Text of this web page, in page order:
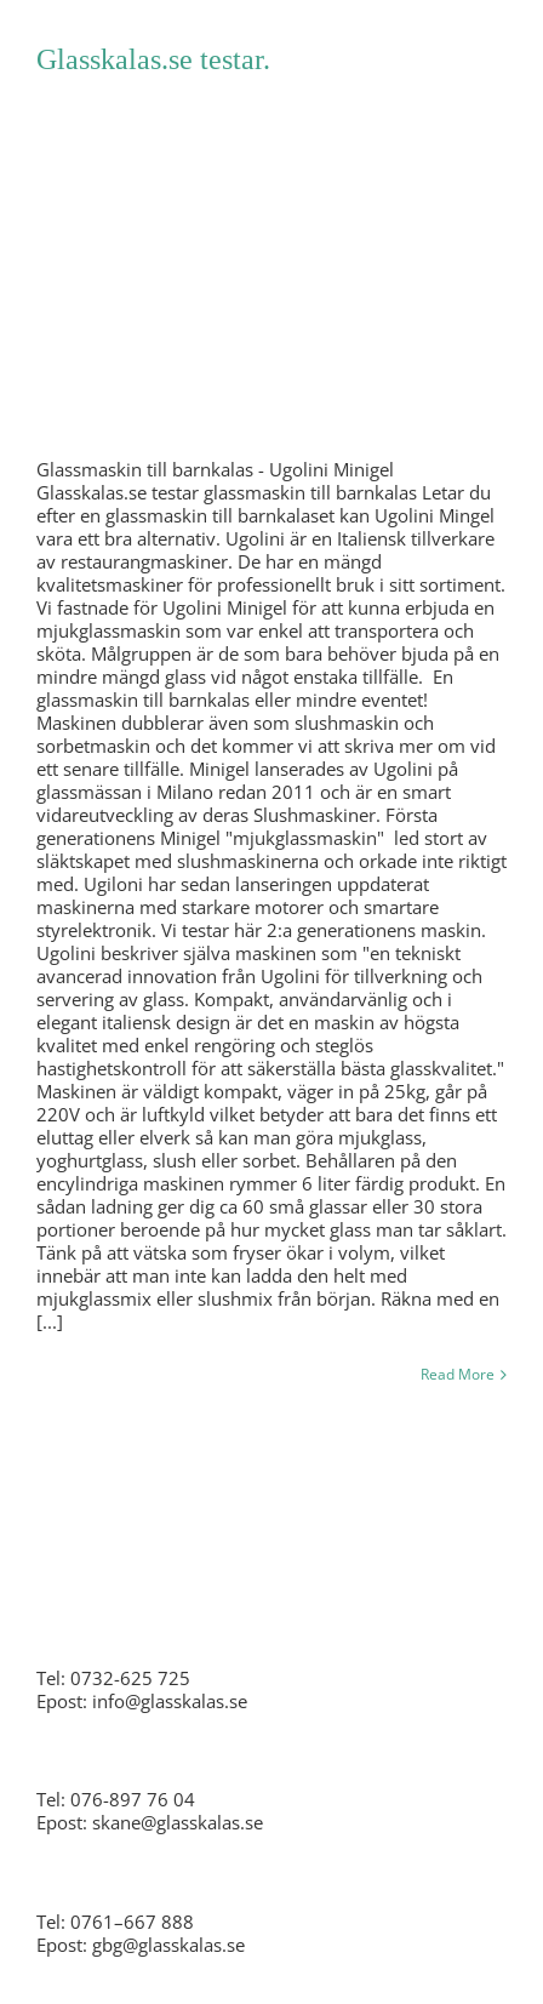
Glasskalas.se testar.
Glassmaskin till barnkalas - Ugolini Minigel
Glasskalas.se testar glassmaskin till barnkalas Letar du
efter en glassmaskin till barnkalaset kan Ugolini Mingel
vara ett bra alternativ. Ugolini är en Italiensk tillverkare
av restaurangmaskiner. De har en mängd
kvalitetsmaskiner för professionellt bruk i sitt sortiment.
Vi fastnade för Ugolini Minigel för att kunna erbjuda en
mjukglassmaskin som var enkel att transportera och
sköta. Målgruppen är de som bara behöver bjuda på en
mindre mängd glass vid något enstaka tillfälle. En
glassmaskin till barnkalas eller mindre eventet!
Maskinen dubblerar även som slushmaskin och
sorbetmaskin och det kommer vi att skriva mer om vid
ett senare tillfälle. Minigel lanserades av Ugolini på
glassmässan i Milano redan 2011 och är en smart
vidareutveckling av deras Slushmaskiner. Första
generationens Minigel "mjukglassmaskin" led stort av
släktskapet med slushmaskinerna och orkade inte riktigt
med. Ugiloni har sedan lanseringen uppdaterat
maskinerna med starkare motorer och smartare
styrelektronik. Vi testar här 2:a generationens maskin.
Ugolini beskriver själva maskinen som "en tekniskt
avancerad innovation från Ugolini för tillverkning och
servering av glass. Kompakt, användarvänlig och i
elegant italiensk design är det en maskin av högsta
kvalitet med enkel rengöring och steglös
hastighetskontroll för att säkerställa bästa glasskvalitet."
Maskinen är väldigt kompakt, väger in på 25kg, går på
220V och är luftkyld vilket betyder att bara det finns ett
eluttag eller elverk så kan man göra mjukglass,
yoghurtglass, slush eller sorbet. Behållaren på den
encylindriga maskinen rymmer 6 liter färdig produkt. En
sådan ladning ger dig ca 60 små glassar eller 30 stora
portioner beroende på hur mycket glass man tar såklart.
Tänk på att vätska som fryser ökar i volym, vilket
innebär att man inte kan ladda den helt med
mjukglassmix eller slushmix från början. Räkna med en
[...]
Read More
Tel: 0732-625 725
Epost: info@glasskalas.se
Tel: 076-897 76 04
Epost: skane@glasskalas.se
Tel: 0761–667 888
Epost: gbg@glasskalas.se